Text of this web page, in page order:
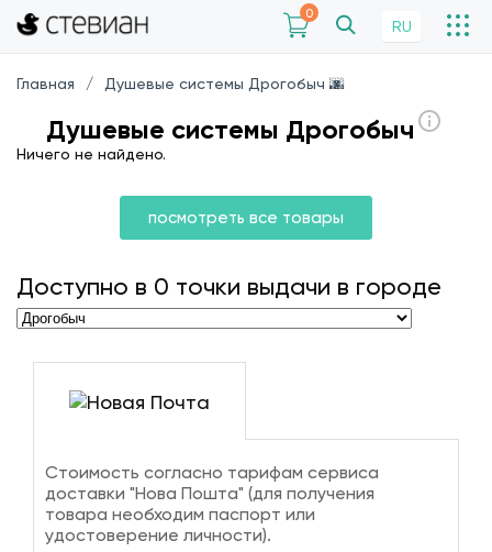
0
RU
Главная Душевые системы Дрогобыч 🌆
Душевые системы Дрогобыч
Ничего не найдено.
посмотреть все товары
Доступно в 0 точки выдачи в городе
Стоимость согласно тарифам сервиса
доставки "Нова Пошта" (для получения
товара необходим паспорт или
удостоверение личности).